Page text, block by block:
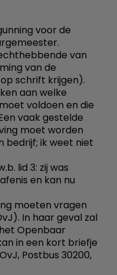
voor de
van
van de
schrift krijgen).
aan welke
voldoen en die
vaak gestelde
moet worden
bedrijf; ik weet niet
lid 3: zij was
en kan nu
moeten vragen
In haar geval zal
Openbaar
in een kort briefje
Postbus 30200,